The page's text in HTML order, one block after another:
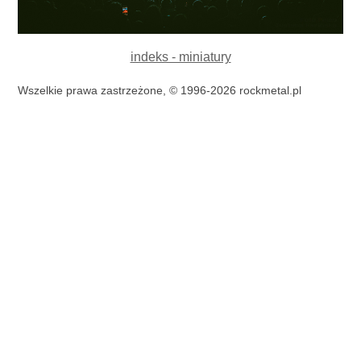
indeks - miniatury
Wszelkie prawa zastrzeżone, © 1996-2026 rockmetal.pl